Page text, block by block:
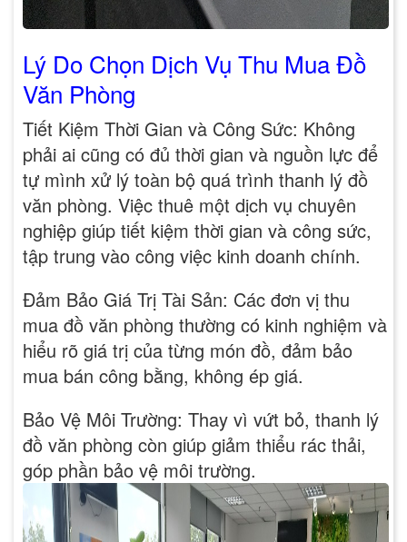
Lý Do Chọn Dịch Vụ Thu Mua Đồ
Văn Phòng
Tiết Kiệm Thời Gian và Công Sức: Không
phải ai cũng có đủ thời gian và nguồn lực để
tự mình xử lý toàn bộ quá trình thanh lý đồ
văn phòng. Việc thuê một dịch vụ chuyên
nghiệp giúp tiết kiệm thời gian và công sức,
tập trung vào công việc kinh doanh chính.
Đảm Bảo Giá Trị Tài Sản: Các đơn vị thu
mua đồ văn phòng thường có kinh nghiệm và
hiểu rõ giá trị của từng món đồ, đảm bảo
mua bán công bằng, không ép giá.
Bảo Vệ Môi Trường: Thay vì vứt bỏ, thanh lý
đồ văn phòng còn giúp giảm thiểu rác thải,
góp phần bảo vệ môi trường.